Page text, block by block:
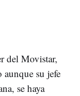
del Movistar,
su jefe
se haya